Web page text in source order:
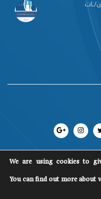
ـات
We are using cookies to
You can find out more about